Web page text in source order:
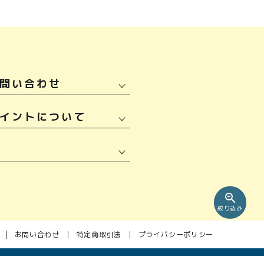
zoom_in
絞り込み
い合わせ
ントについて
お問い合わせ 特定商取引法 プライバシーポリシー